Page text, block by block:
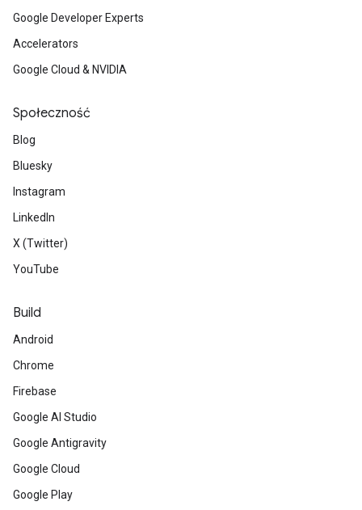
Google Developer Experts
Accelerators
Google Cloud & NVIDIA
Społeczność
Blog
Bluesky
Instagram
LinkedIn
X (Twitter)
YouTube
Build
Android
Chrome
Firebase
Google AI Studio
Google Antigravity
Google Cloud
Google Play